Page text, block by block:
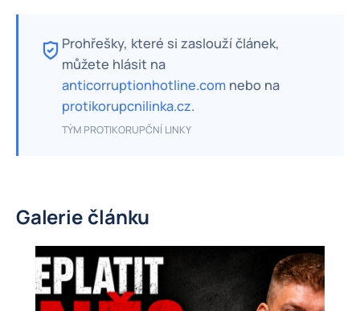
Prohřešky, které si zaslouží článek,
můžete hlásit na
anticorruptionhotline.com nebo na
protikorupcnilinka.cz.
TÝM PROTIKORUPČNÍ LINKY
Galerie článku